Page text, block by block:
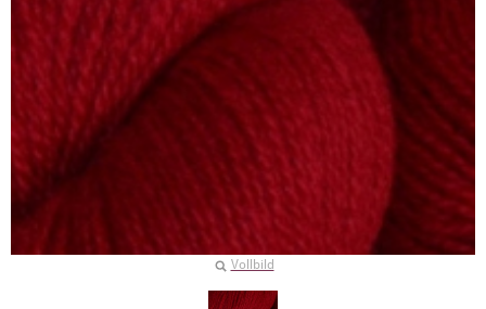
Vollbild